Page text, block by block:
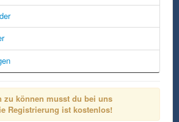
zu können musst du bei uns
Registrierung ist kostenlos!